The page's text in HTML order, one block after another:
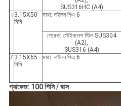
SUS316HC (A4)
। 3.15X50
মিমি
মাথা: নাইলন পিএ 6
পেরেক: স্টেইনলেস স্টিল SUS304
(A2),
SUS316 (A4)
7 3.15X65
মিমি
মাথা: নাইলন পিএ 6
প্যাকেজ: 100 পিসি / বাক্স